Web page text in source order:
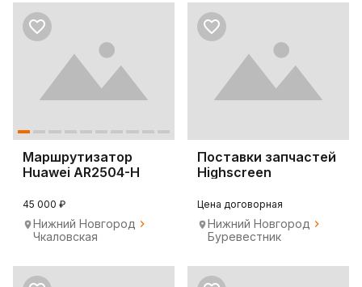
Маршрутизатор
Huawei AR2504-H
45 000 ₽
Нижний Новгород
Чкаловская
Поставки запчастей
Highscreen
Цена договорная
Нижний Новгород
Буревестник